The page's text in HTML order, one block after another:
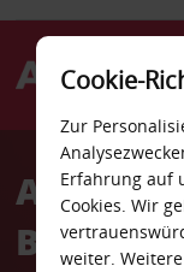
Avis
Branco
Cookie-
Zur
Erfahrung auf
Cookies. Wir
weiter.